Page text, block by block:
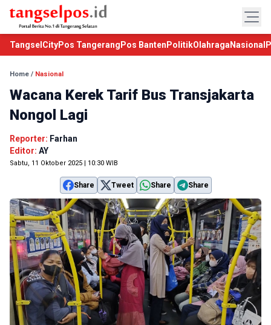
TangselCityPos Tangerang Pos Banten PolitikOlahraga Nasional
Home / Nasional
Wacana Kerek Tarif Bus Transjakarta
Nongol Lagi
Reporter: Farhan
Editor: AY
Sabtu, 11 Oktober 2025 | 10:30 WIB
Share Tweet Share Share